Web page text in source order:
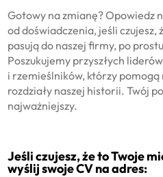
Gotowy na zmianę? Opowiedz
od doświadczenia, jeśli
pasują do naszej firmy, po
Poszukujemy przyszłych
i rzemieślników, którzy
rozdziały naszej historii. Twój
najważniejszy.
Jeśliczujesz,że to Twoje
wyślijswojeCVna adres: